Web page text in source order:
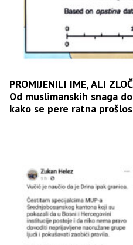
PROMIJENILI IME, ALI
Od muslimanskih snaga
kako se pere ratna